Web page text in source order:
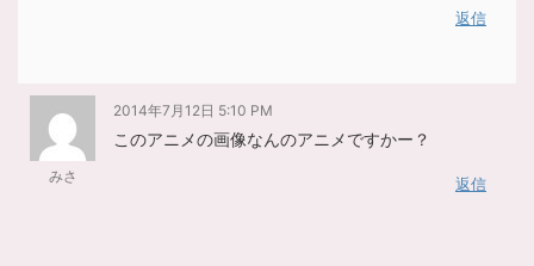
返信
みさ
2014年7月12日 5:10 PM
このアニメの画像なんのアニメですかー？
返信